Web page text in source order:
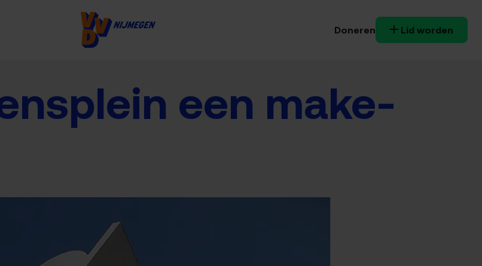
Doneren Lid worden
een make-